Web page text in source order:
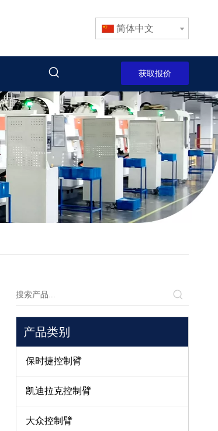
简体中文
获取报价
产品类别
保时捷控制臂
凯迪拉克控制臂
大众控制臂